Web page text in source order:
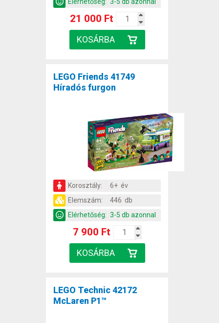
21 000 Ft
LEGO Friends 41749
Híradós furgon
Korosztály:
6+ év
Elemszám:
446 db
Elérhetőség: 3-5 db azonnal
7 900 Ft
LEGO Technic 42172
McLaren P1™